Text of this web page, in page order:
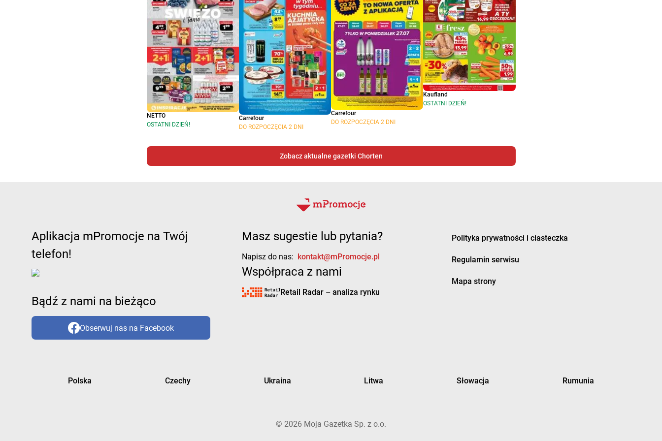
NETTO
OSTATNI DZIEŃ!
Carrefour
DO ROZPOCZĘCIA 2 DNI
Carrefour
DO ROZPOCZĘCIA 2 DNI
Kaufland
OSTATNI DZIEŃ!
Zobacz aktualne gazetki Chorten
Aplikacja mPromocje na Twój
telefon!
Bądź z nami na bieżąco
Obserwuj nas na Facebook
Masz sugestie lub pytania?
Napisz do nas: kontakt@mPromocje.pl
Współpraca z nami
Retail Radar – analiza rynku
Polityka prywatności i ciasteczka
Regulamin serwisu
Mapa strony
Polska Czechy Ukraina Litwa Słowacja Rumunia
© 2026 Moja Gazetka Sp. z o.o.